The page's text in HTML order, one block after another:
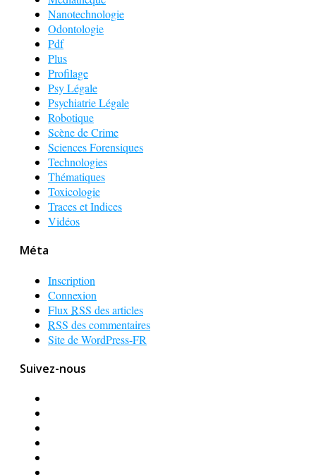
Nanotechnologie
Odontologie
Pdf
Plus
Profilage
Psy Légale
Psychiatrie Légale
Robotique
Scène de Crime
Sciences Forensiques
Technologies
Thématiques
Toxicologie
Traces et Indices
Vidéos
Méta
Inscription
Connexion
Flux RSS des articles
RSS des commentaires
Site de WordPress-FR
Suivez-nous